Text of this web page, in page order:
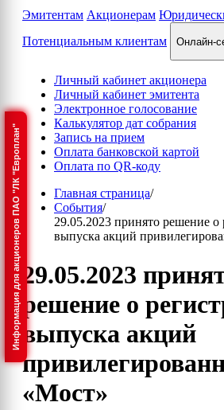
Информация для акционеров ПАО "ЛК "Европлан"
Эмитентам Акционерам
Потенциальным клиентам
Онлайн-
Личный кабинет акционера
Личный кабинет эмитента
Электронное голосование
Калькулятор дат собрания
Запись на прием
Оплата банковской картой
Оплата по QR-коду
Главная страница/
События/
29.05.2023 принято решение о
выпуска акций
29.05.2023
решение о
выпуска акций
«Мост»